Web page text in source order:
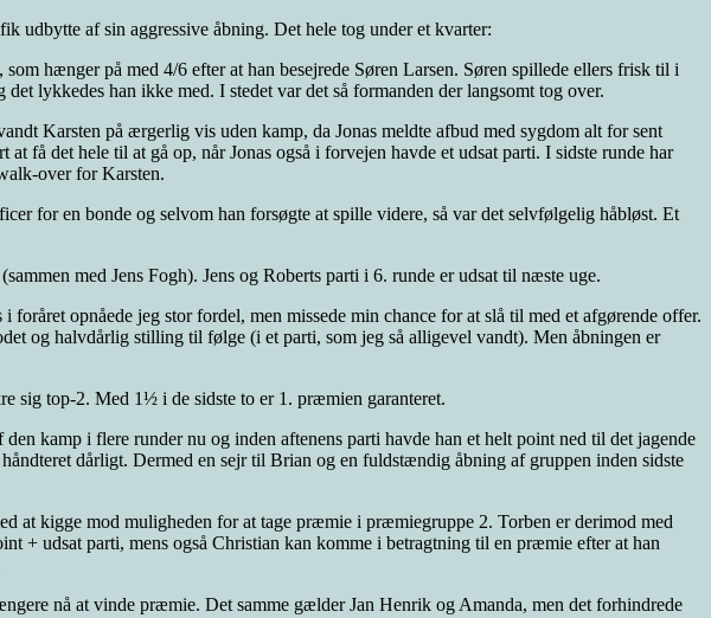
udbytte af sin aggressive åbning. Det hele tog under et kvarter:
hænger på med 4/6 efter at han besejrede Søren Larsen. Søren spillede ellers frisk til i
lykkedes han ikke med. I stedet var det så formanden der langsomt tog over.
Karsten på ærgerlig vis uden kamp, da Jonas meldte afbud med sygdom alt for sent
få det hele til at gå op, når Jonas også i forvejen havde et udsat parti. I sidste runde har
over for Karsten.
for en bonde og selvom han forsøgte at spille videre, så var det selvfølgelig håbløst. Et
med Jens Fogh). Jens og Roberts parti i 6. runde er udsat til næste uge.
opnåede jeg stor fordel, men missede min chance for at slå til med et afgørende offer.
og halvdårlig stilling til følge (i et parti, som jeg så alligevel vandt). Men åbningen er
sig top-2. Med 1½ i de sidste to er 1. præmien garanteret.
kamp i flere runder nu og inden aftenens parti havde han et helt point ned til det jagende
dårligt. Dermed en sejr til Brian og en fuldstændig åbning af gruppen inden sidste
at kigge mod muligheden for at tage præmie i præmiegruppe 2. Torben er derimod med
+ udsat parti, mens også Christian kan komme i betragtning til en præmie efter at han
nå at vinde præmie. Det samme gælder Jan Henrik og Amanda, men det forhindrede